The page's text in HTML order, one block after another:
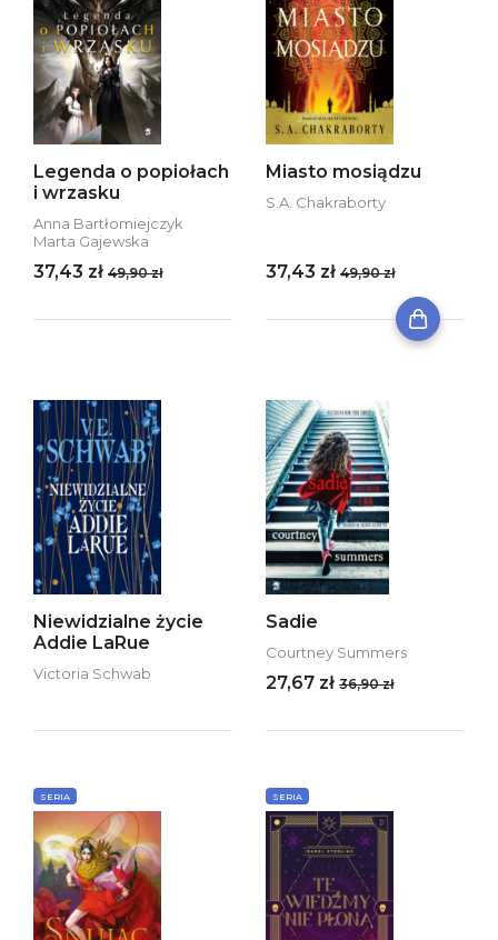
Legenda o popiołach
i wrzasku
Anna Bartłomiejczyk
Marta Gajewska
37,43 zł 49,90 zł
Miasto mosiądzu
S.A. Chakraborty
37,43 zł 49,90 zł
Niewidzialne życie
Addie LaRue
Victoria Schwab
Sadie
Courtney Summers
27,67 zł 36,90 zł
SERIA SERIA